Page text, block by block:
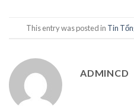
This entry was posted in Tin
ADMINCD